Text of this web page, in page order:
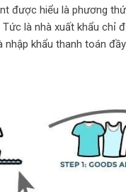
được hiểu là phương
là nhà xuất khẩu chỉ
nhập khẩu thanh toán